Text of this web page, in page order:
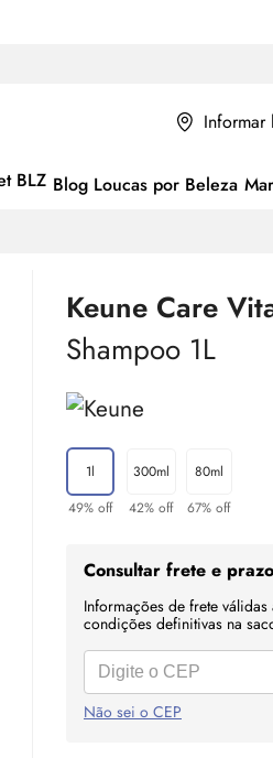
Blog Loucas por Beleza
Keune Care
Shampoo 1L
1l
49% off
300ml
42% off
80ml
67% off
Consultar frete e prazo
Informações de frete
condições definitivas na
Não sei o CEP